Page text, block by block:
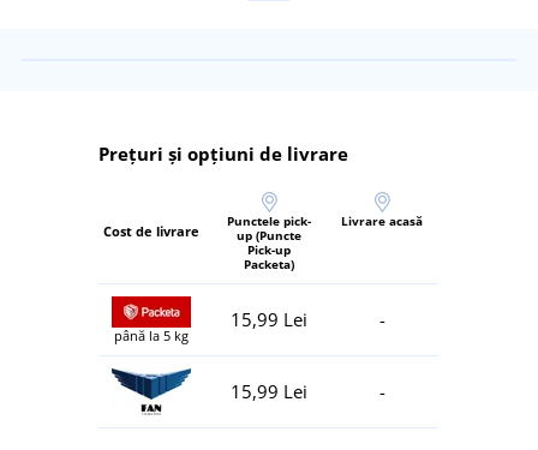
Prețuri și opțiuni de livrare
Cost de livrare
Punctele pick-
up (Puncte
Pick-up
Packeta)
Livrare acasă
până la 5 kg
15,99 Lei -
15,99 Lei -